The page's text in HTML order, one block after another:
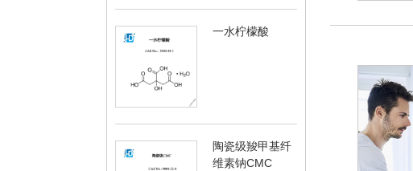
一水柠檬酸
陶瓷级羧甲基纤
维素钠CMC